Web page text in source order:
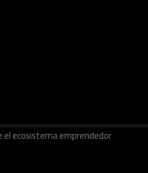
ecosistema emprendedor